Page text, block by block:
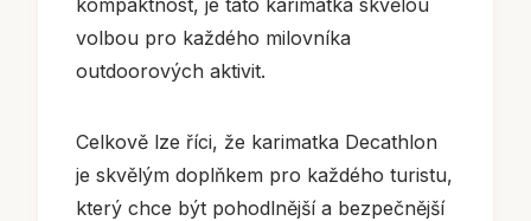
volbou pro každého milovníka
outdoorových aktivit.
Celkově lze říci, že karimatka Decathlon
je skvělým doplňkem pro každého turistu,
který chce být pohodlnější a bezpečnější